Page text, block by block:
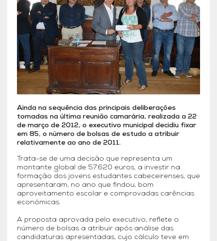
Ainda na sequência das principais deliberações
tomadas na última reunião camarária, realizada a 22
de março de 2012, o executivo municipal decidiu fixar
em 85, o número de bolsas de estudo a atribuir
relativamente ao ano de 2011.
Trata-se de uma decisão que representa um
montante global de 57.620 euros, a investir na
formação dos jovens estudantes cabeceirenses, que
apresentaram, no ano que findou, bom
aproveitamento escolar e comprovadas carências
económicas.
A proposta aprovada pelo executivo, reflete o
número de bolsas a atribuir após análise das
candidaturas apresentadas, cujo cálculo teve em